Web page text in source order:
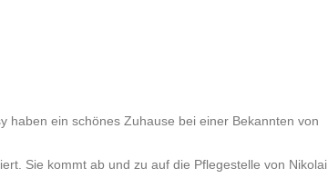
haben ein schönes Zuhause bei einer Bekannten von
Sie kommt ab und zu auf die Pflegestelle von Nikolai